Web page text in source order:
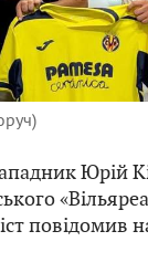
Юрій
повідомив